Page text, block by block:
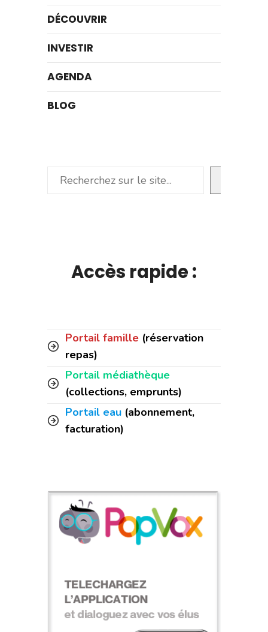
DÉCOUVRIR
INVESTIR
AGENDA
BLOG
Rechercher
Accès rapide :
Portail famille (réservation
repas)
Portail médiathèque
(collections, emprunts)
Portail eau (abonnement,
facturation)